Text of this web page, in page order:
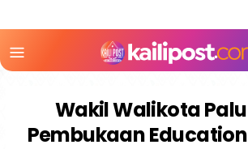
Mobile
Wakil Walikota
Pembukaan Education